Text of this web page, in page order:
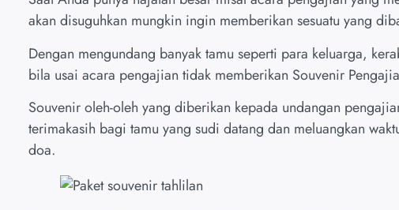
akan disuguhkan mungkin ingin memberikan sesuatu yang
Dengan mengundang banyak tamu seperti para keluarga,
bila usai acara pengajian tidak memberikan Souvenir
Souvenir oleh-oleh yang diberikan kepada undangan
terimakasih bagi tamu yang sudi datang dan meluangkan
doa.